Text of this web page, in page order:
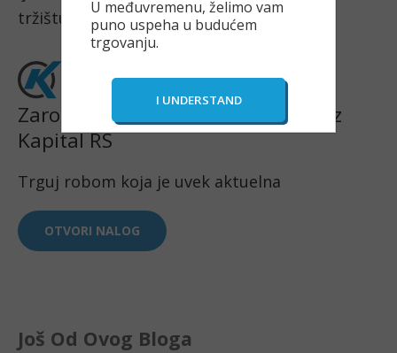
tržištu derivata energenata.
Zaroni u svet naftnog trgovanja uz
Kapital RS
Trguj robom koja je uvek aktuelna
OTVORI NALOG
Još Od Ovog Bloga
U međuvremenu, želimo vam
puno uspeha u budućem
trgovanju.